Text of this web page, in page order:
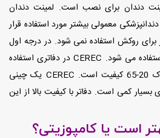
دندان برای نصب است. لمینت دندان
معمولی بیشتر مورد استفاده قرار
برای روکش استفاده نمی شود. در درجه اول
برای تاج ها، پل ها و آنله ها استفاده می شود. CEREC در دفاتری استفاده
می شود که نشان دهنده صدک 20-65 کیفیت است. CEREC یک چینی
بسیار کمی است. دفاتر با کیفیت بالا از این
است یا کامپوزیتی؟